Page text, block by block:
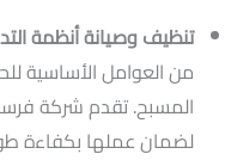
تنظيف وصيانة أنظمة
من العوامل الأساسية
المسبح. تقدم شركة
لضمان عملها بكفاءة